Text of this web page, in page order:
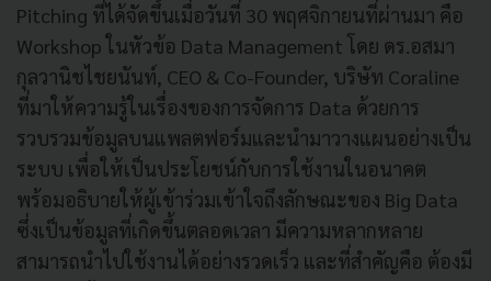
Pitching ที่ได้จัดขึ้นเมื่อวันที่ 30 พฤศจิกายนที่ผ่านมา คือ
Workshop ในหัวข้อ Data Management โดย ดร.อสมา
กุลวานิชไชยนันท์, CEO & Co-Founder, บริษัท Coraline
ที่มาให้ความรู้ในเรื่องของการจัดการ Data ด้วยการ
รวบรวมข้อมูลบนแพลตฟอร์มและนำมาวางแผนอย่างเป็น
ระบบ เพื่อให้เป็นประโยชน์กับการใช้งานในอนาคต
พร้อมอธิบายให้ผู้เข้าร่วมเข้าใจถึงลักษณะของ Big Data
ซึ่งเป็นข้อมูลที่เกิดขึ้นตลอดเวลา มีความหลากหลาย
สามารถนำไปใช้งานได้อย่างรวดเร็ว และที่สำคัญคือ ต้องมี